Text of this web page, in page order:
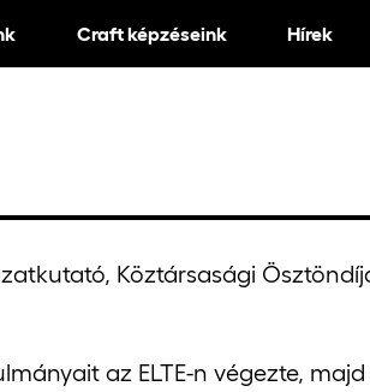
Craft képzéseink Hírek
Köztársasági
az ELTE-n végezte,